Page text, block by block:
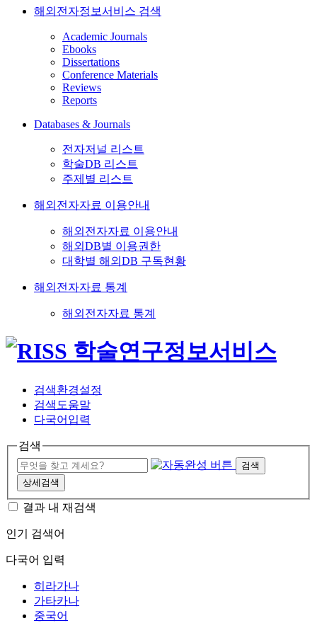
해외전자정보서비스 검색
Academic Journals
Ebooks
Dissertations
Conference Materials
Reviews
Reports
Databases & Journals
전자저널 리스트
학술DB 리스트
주제별 리스트
해외전자자료 이용안내
해외전자자료 이용안내
해외DB별 이용권한
대학별 해외DB 구독현황
해외전자자료 통계
해외전자자료 통계
검색환경설정
검색도움말
다국어입력
검색
검색
상세검색
결과 내 재검색
인기 검색어
다국어 입력
히라가나
가타카나
중국어